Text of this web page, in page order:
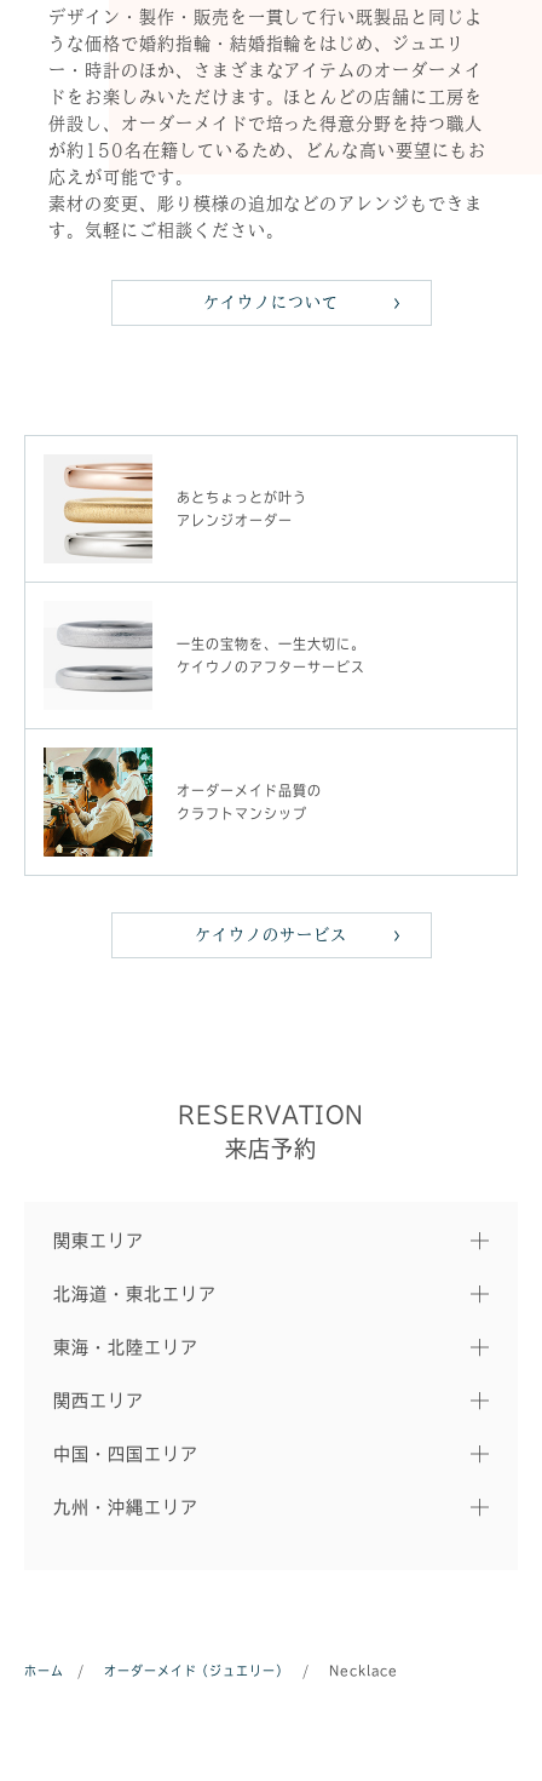
デザイン・製作・販売を一貫して行い既製品と同じよ
うな価格で婚約指輪・結婚指輪をはじめ、ジュエリ
ー・時計のほか、さまざまなアイテムのオーダーメイ
ドをお楽しみいただけます。ほとんどの店舗に工房を
併設し、オーダーメイドで培った得意分野を持つ職人
が約150名在籍しているため、どんな高い要望にもお
応えが可能です。
素材の変更、彫り模様の追加などのアレンジもできま
す。気軽にご相談ください。
ケイウノについて
あとちょっとが叶う
アレンジオーダー
一生の宝物を、一生大切に。
ケイウノのアフターサービス
オーダーメイド品質の
クラフトマンシップ
ケイウノのサービス
RESERVATION
来店予約
関東エリア
北海道・東北エリア
東海・北陸エリア
関西エリア
中国・四国エリア
九州・沖縄エリア
ホーム / オーダーメイド（ジュエリー） / Necklace